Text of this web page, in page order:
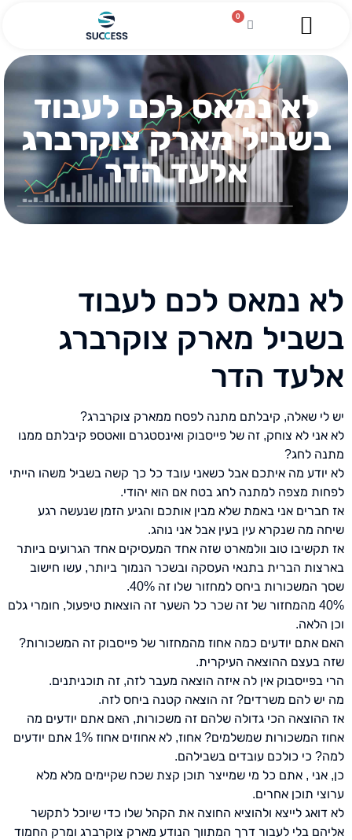
0
לא נמאס לכם לעבוד
בשביל מארק צוקרברג
אלעד הדר
לא נמאס לכם לעבוד
בשביל מארק צוקרברג
אלעד הדר
יש לי שאלה, קיבלתם מתנה לפסח ממארק צוקרברג?
לא אני לא צוחק, זה של פייסבוק ואינסטגרם וואטספ קיבלתם ממנו
מתנה לחג?
לא יודע מה איתכם אבל כשאני עובד כל כך קשה בשביל משהו הייתי
לפחות מצפה למתנה לחג בטח אם הוא יהודי.
אז חברים אני באמת שלא מבין אותכם והגיע הזמן שנעשה רגע
שיחה מה שנקרא עין בעין אבל אני נוהג.
אז תקשיבו טוב וולמארט שזה אחד המעסיקים אחד הגרועים ביותר
בארצות הברית בתנאי העסקה ובשכר הנמוך ביותר, עשו חישוב
שסך המשכורות ביחס למחזור שלו זה 40%.
40% מהמחזור של זה שכר כל השער זה הוצאות טיפעול, חומרי גלם
וכן הלאה.
האם אתם יודעים כמה אחוז מהמחזור של פייסבוק זה המשכורות?
שזה בעצם ההוצאה העיקרית.
הרי בפייסבוק אין לה איזה הוצאה מעבר לזה, זה תוכניתנים.
מה יש להם משרדים? זה הוצאה קטנה ביחס לזה.
אז ההוצאה הכי גדולה שלהם זה משכורות, האם אתם יודעים מה
אחוז המשכורות שמשלמים? אחוז, לא אחוזים אחוז 1% אתם יודעים
למה? כי כולכם עובדים בשבילהם.
כן, אני , אתם כל מי שמייצר תוכן קצת שכח שקיימים מלא מלא
ערוצי תוכן אחרים.
לא דואג לייצא ולהוציא החוצה את הקהל שלו כדי שיוכל לתקשר
אליהם בלי לעבור דרך המתווך הנודע מארק צוקרברג ומרק החמוד